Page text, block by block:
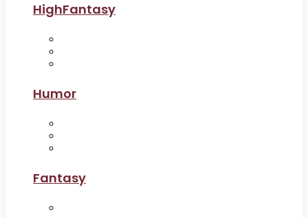
HighFantasy
Humor
Fantasy